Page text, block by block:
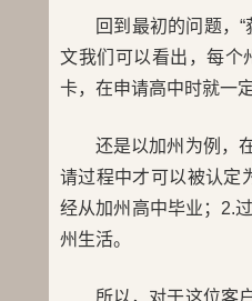
回到最初的问题，
文我们可以看出，每个
卡，在申请高中时就一
还是以加州为例，
请过程中才可以被认定
经从加州高中毕业；2.
州生活。
所以，对于这位客